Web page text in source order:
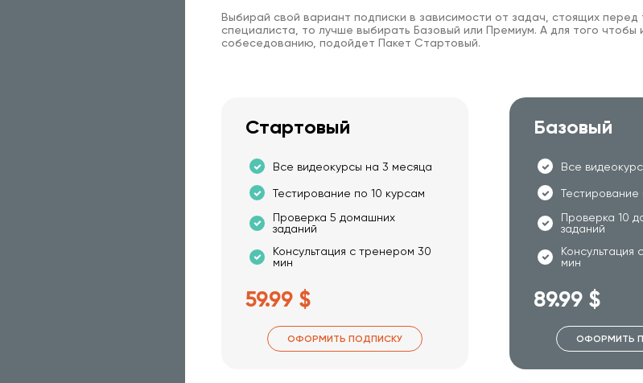
Выбирай свой вариант подписки в зависимости от задач, стоящих
специалиста, то лучше выбирать Базовый или Премиум. А для того чтобы
собеседованию, подойдет Пакет Стартовый.
Стартовый
Все видеокурсы на 3 месяца
Тестирование по 10 курсам
Проверка 5 домашних
заданий
Консультация с тренером 30
мин
59.99 $
ОФОРМИТЬ ПОДПИСКУ
Базовый
Все
Тестирование
Проверка 10
заданий
Консультация
мин
89.99 $
ОФОРМИТЬ